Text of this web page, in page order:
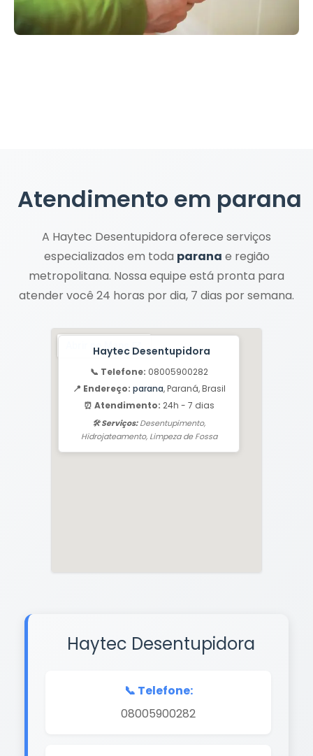
Atendimento em parana
A Haytec Desentupidora oferece serviços
especializados em toda parana e região
metropolitana. Nossa equipe está pronta para
atender você 24 horas por dia, 7 dias por semana.
Haytec Desentupidora
📞 Telefone: 08005900282
📍 Endereço: parana, Paraná, Brasil
⏰ Atendimento: 24h - 7 dias
🛠️ Serviços:Desentupimento,
Hidrojateamento, Limpeza de Fossa
Haytec Desentupidora
📞 Telefone:
08005900282